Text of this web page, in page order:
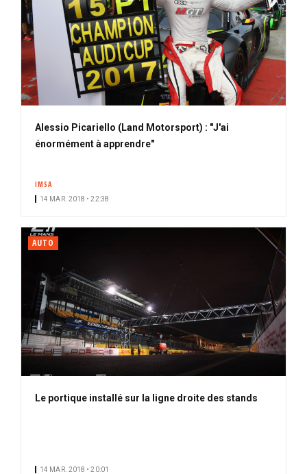
Alessio Picariello (Land Motorsport) : "J'ai
énormément à apprendre"
IMSA
14 MAR. 2018 • 22:38
AUTO
Le portique installé sur la ligne droite des stands
14 MAR. 2018 • 20:01